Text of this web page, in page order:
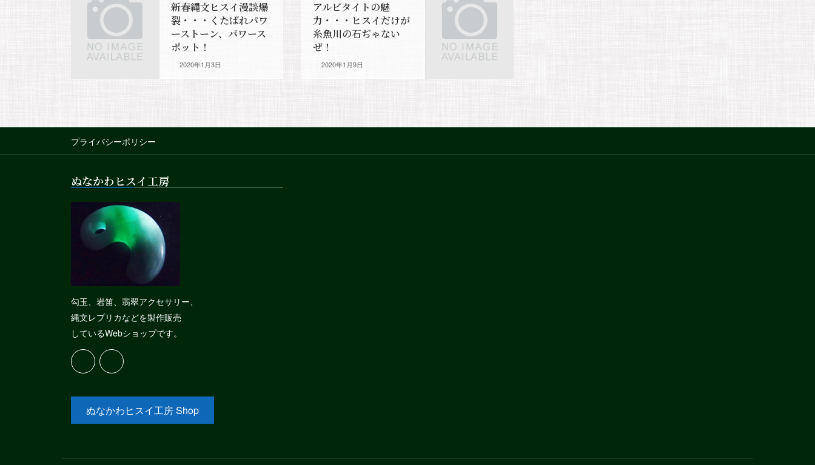
新春縄文ヒスイ漫談爆
裂・・・くたばれパワ
ーストーン、パワース
ポット！
2020年1月3日
アルビタイトの魅
力・・・ヒスイだけが
糸魚川の石ぢゃない
ぜ！
2020年1月9日
プライバシーポリシー
ぬなかわヒスイ工房
勾玉、岩笛、翡翠アクセサリー、
縄文レプリカなどを製作販売
しているWebショップです。
ぬなかわヒスイ工房 Shop